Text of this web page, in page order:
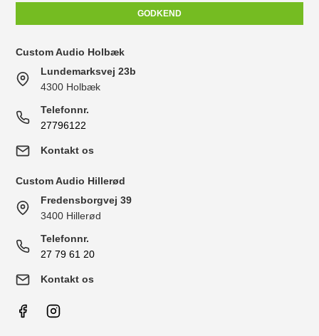
GODKEND
Custom Audio Holbæk
Lundemarksvej 23b
4300 Holbæk
Telefonnr.
27796122
Kontakt os
Custom Audio Hillerød
Fredensborgvej 39
3400 Hillerød
Telefonnr.
27 79 61 20
Kontakt os